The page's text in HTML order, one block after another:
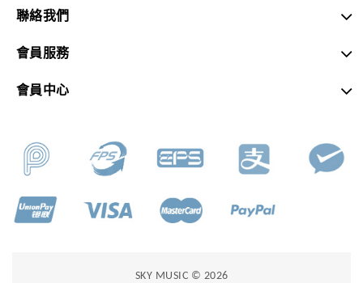
聯絡我們
會員服務
會員中心
SKY MUSIC © 2026